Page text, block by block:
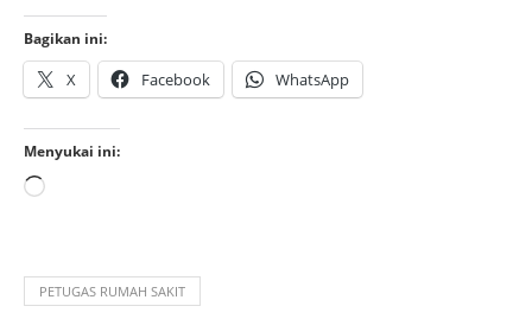
Bagikan ini:
X Facebook WhatsApp
Menyukai ini:
PETUGAS RUMAH SAKIT